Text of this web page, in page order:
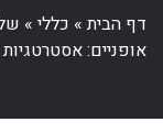
דף הבית» כללי»
אופניים: אסטרטגיות